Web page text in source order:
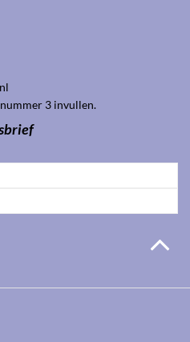
3 invullen.